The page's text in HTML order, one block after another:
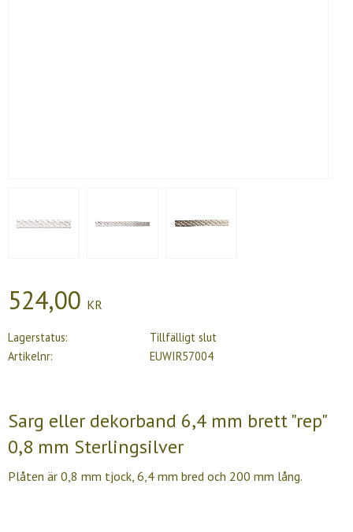
524,00 KR
Lagerstatus
Tillfälligt slut
Artikelnr
EUWIR57004
Sarg eller dekorband 6,4 mm brett "rep"
0,8 mm Sterlingsilver
Plåten är 0,8 mm tjock, 6,4 mm bred och 200 mm lång.